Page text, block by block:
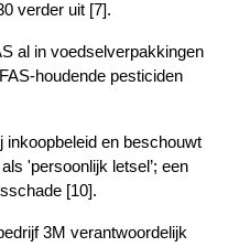
verder uit [7].
al in voedselverpakkingen
houdende pesticiden
inkoopbeleid en beschouwt
'persoonlijk letsel’; een
[10].
3M verantwoordelijk